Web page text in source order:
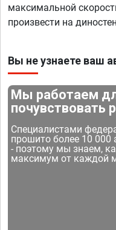
максимальной
произвести на
Вы не узнаете ваш
Мы работаем
почувствовать
Специалистами
прошито более 10 000
- поэтому мы знаем,
максимум от каждой